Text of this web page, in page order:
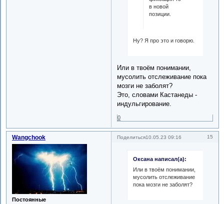
в новой
позиции.
Ну? Я про это и говорю.
Или в твоём понимании,
мусолить отслеживание пока
мозги не заболят?
Это, словами Кастанеды -
индульгирование.
0
Поделиться 15
10.05.23 09:16
Wangchook
Постоянные
Оксана написал(а):
Или в твоём понимании,
мусолить отслеживание
пока мозги не заболят?